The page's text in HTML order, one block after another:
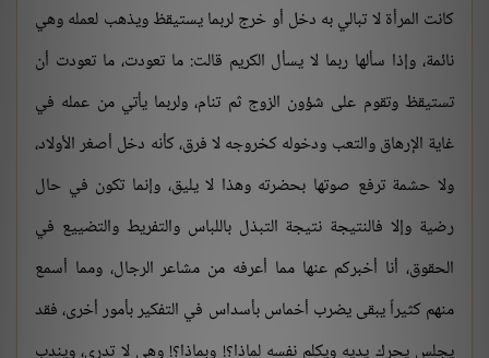
كانت المرأة لا تبالي به دخل أو خرج لربما يستيقظ ويذهب لعمله وهي
نائمة، وإذا سألها ربما لا يسأل الكريم قالت: ما تعودت، ما تعودت أن
تستيقظ وتقوم على شؤون الزوج ثم تنام، ولربما يأتي من عمله في
غاية الإرهاق والتعب ودخوله كخروجه لا فرق، كأنه دخل أصغر الأولاد،
ولا حشمة ترفع صوتها بحضرته وهذا لا يليق، وإنما تكون في حال
رضية وإلا فالنتيجة نتيجة التبذل باللباس والتفريط والتضييع في
الحقوق، أنا أخبركم عنها مما أعرفه من مشاعر الرجال، ومما أسمع
منهم كثيراً يبقى يضرب أخماس بأسداس في التفكير بأمور أخرى، فقد
يجلس يحرك يديه ويكلم نفسه لماذا؟! وبماذا؟! وهي لا تدري، ويندب